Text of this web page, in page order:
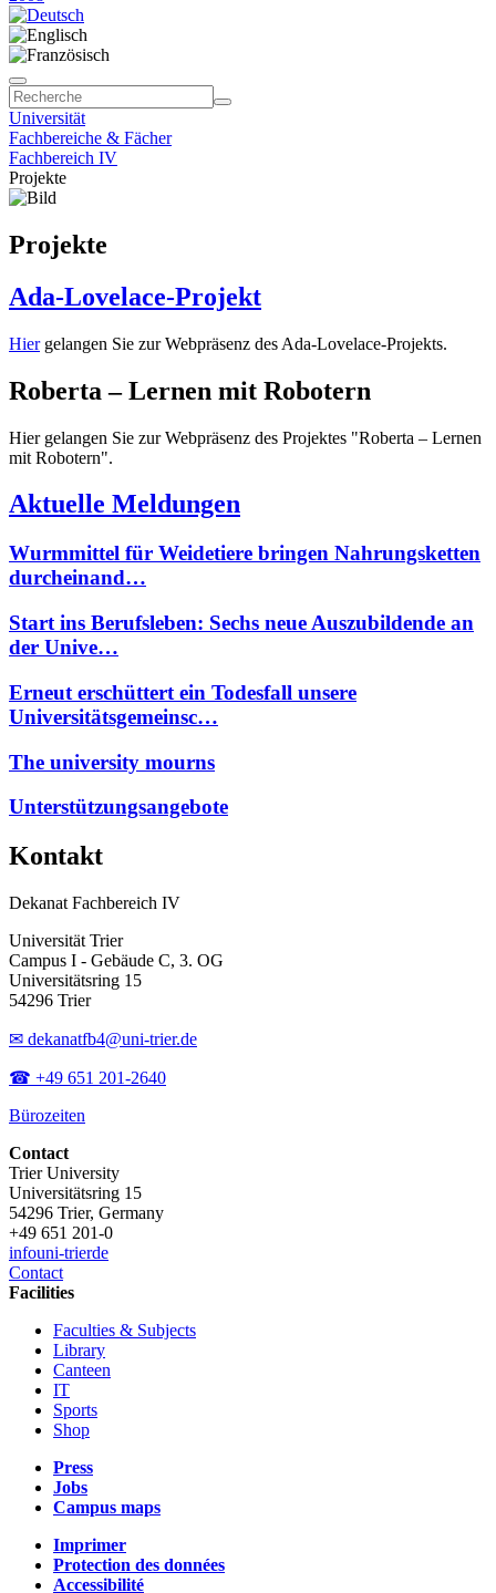
Universität
Fachbereiche & Fächer
Fachbereich IV
Projekte
Projekte
Ada-Lovelace-Projekt
Hiergelangen Sie zur Webpräsenz des Ada-Lovelace-Projekts.
Roberta – Lernen mit Robotern
Hier gelangen Sie zur Webpräsenz des Projektes "Roberta – Lernen
mit Robotern".
Aktuelle Meldungen
Wurmmittel für Weidetiere bringen Nahrungsketten
durcheinand…
Start ins Berufsleben: Sechs neue Auszubildende an
der Unive…
Erneut erschüttert ein Todesfall unsere
Universitätsgemeinsc…
The university mourns
Unterstützungsangebote
Kontakt
Dekanat Fachbereich IV
Universität Trier
Campus I - Gebäude C, 3. OG
Universitätsring 15
54296 Trier
✉ dekanatfb4@uni-trier.de
☎ +49 651 201-2640
Bürozeiten
Contact
Trier University
Universitätsring 15
54296 Trier, Germany
+49 651 201-0
infouni-trierde
Contact
Facilities
Faculties & Subjects
Library
Canteen
IT
Sports
Shop
Press
Jobs
Campus maps
Imprimer
Protection des données
Accessibilité